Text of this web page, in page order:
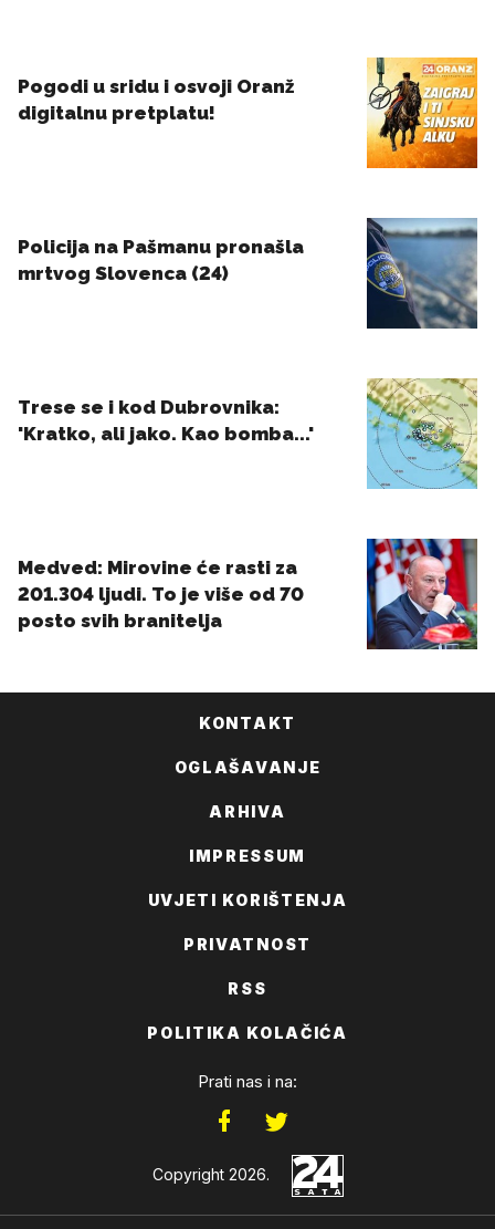
KONTAKT
OGLAŠAVANJE
ARHIVA
IMPRESSUM
UVJETI KORIŠTENJA
PRIVATNOST
RSS
POLITIKA KOLAČIĆA
Prati nas i na:
Copyright 2026.